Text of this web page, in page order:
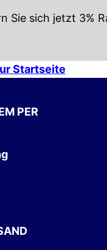
Sie sich jetzt 3%
Startseite
PER